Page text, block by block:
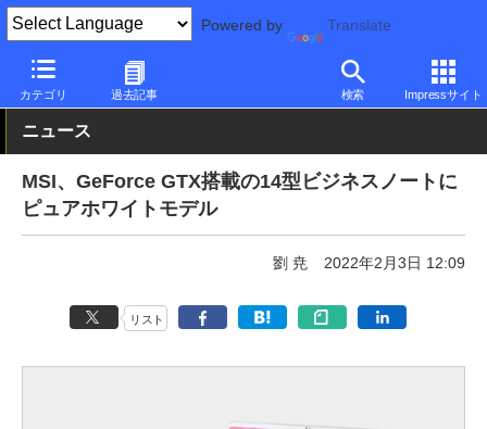
Powered by Translate
カテゴリ 過去記事 検索 Impressサイト
PC Watch パソコン/タブレット/スマートフォン ノートパソコン
ニュース
MSI、GeForce GTX搭載の14型ビジネスノートに
ピュアホワイトモデル
劉 尭 2022年2月3日 12:09
リスト